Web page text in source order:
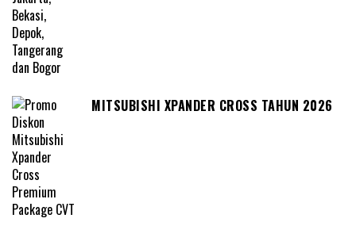
MITSUBISHI XPANDER CROSS TAHUN 2026